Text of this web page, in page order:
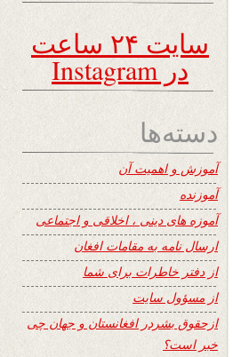
سایت ۲۴ ساعت
در Instagram
دسته‌ها
آموزش و اهمیت آن
آموزنده
آموزه های دینی ، اخلاقی و اجتماعی
ارسال نامه به مقامات افغان
از دفتر خاطرات برای شما
از مسؤول سایت
ازحقوق بشردر افغانستان و جهان چی
خبر است؟